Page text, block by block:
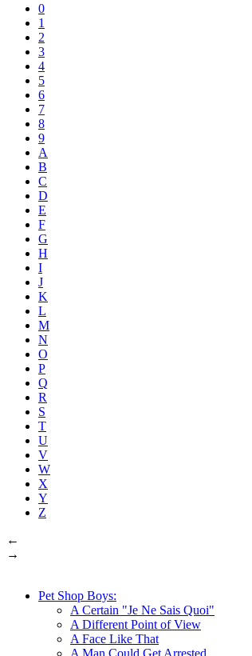
0
1
2
3
4
5
6
7
8
9
A
B
C
D
E
F
G
H
I
J
K
L
M
N
O
P
Q
R
S
T
U
V
W
X
Y
Z
←
→
Pet Shop Boys:
A Certain "Je Ne Sais Quoi"
A Different Point of View
A Face Like That
A Man Could Get Arrested